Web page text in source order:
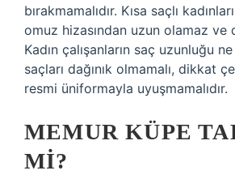
bırakmamalıdır. Kısa saçlı
omuz hizasından uzun olamaz ve
Kadın çalışanların saç uzunluğu
saçları dağınık olmamalı, dikkat
resmi üniformayla uyuşmamalıdır.
MEMUR KÜPE
MI?